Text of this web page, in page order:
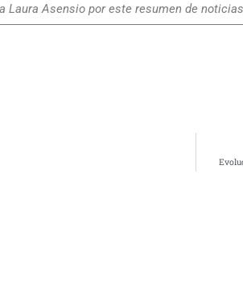
Laura Asensio por este resumen de